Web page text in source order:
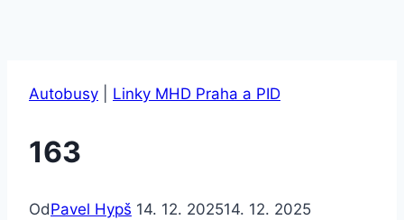
Autobusy Linky MHD Praha a PID
163
OdPavel Hypš 14. 12. 202514. 12. 2025